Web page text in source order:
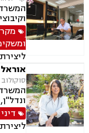
דירה,
חלוקת
חוזים.
סוקולוב 31, הרצליה
גביית